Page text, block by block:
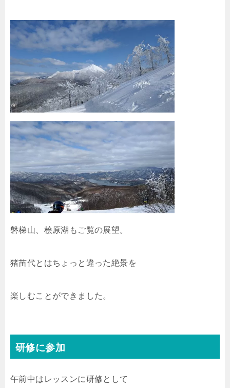
磐梯山、桧原湖もご覧の展望。
猪苗代とはちょっと違った絶景を
楽しむことができました。
研修に参加
午前中はレッスンに研修として